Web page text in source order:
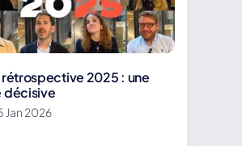
2025 : une
décisive
Jan 2026